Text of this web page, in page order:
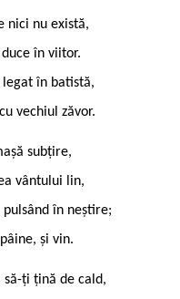
nici nu există,
în viitor.
în batistă,
vechiul zăvor.
subțire,
vântului lin,
în neștire;
și vin.
să-ți țină de cald,